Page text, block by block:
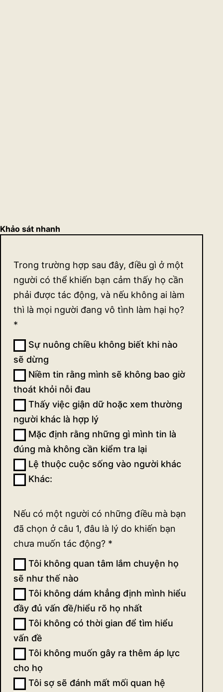
Khảo sát nhanh
sát
quan
điểm
về sự
tác
động
(ngắn)
Trong trường hợp sau đây, điều gì ở một
người có thể khiến bạn cảm thấy họ cần
phải được tác động, và nếu không ai làm
thì là mọi người đang vô tình làm hại họ?
*
Sự nuông chiều không biết khi nào
sẽ dừng
Niềm tin rằng mình sẽ không bao giờ
thoát khỏi nỗi đau
Thấy việc giận dữ hoặc xem thường
người khác là hợp lý
Mặc định rằng những gì mình tin là
đúng mà không cần kiểm tra lại
Lệ thuộc cuộc sống vào người khác
Khác:
Nếu có một người có những điều mà bạn
đã chọn ở câu 1, đâu là lý do khiến bạn
chưa muốn tác động? *
Tôi không quan tâm lắm chuyện họ
sẽ như thế nào
Tôi không dám khẳng định mình hiểu
đầy đủ vấn đề/hiểu rõ họ nhất
Tôi không có thời gian để tìm hiểu
vấn đề
Tôi không muốn gây ra thêm áp lực
cho họ
Tôi sợ sẽ đánh mất mối quan hệ